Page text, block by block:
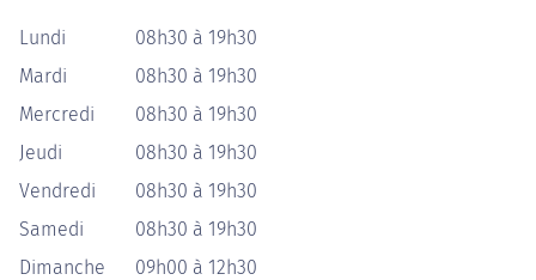
Lundi
08h30 à 19h30
Mardi
08h30 à 19h30
Mercredi
08h30 à 19h30
Jeudi
08h30 à 19h30
Vendredi
08h30 à 19h30
Samedi
08h30 à 19h30
Dimanche
09h00 à 12h30